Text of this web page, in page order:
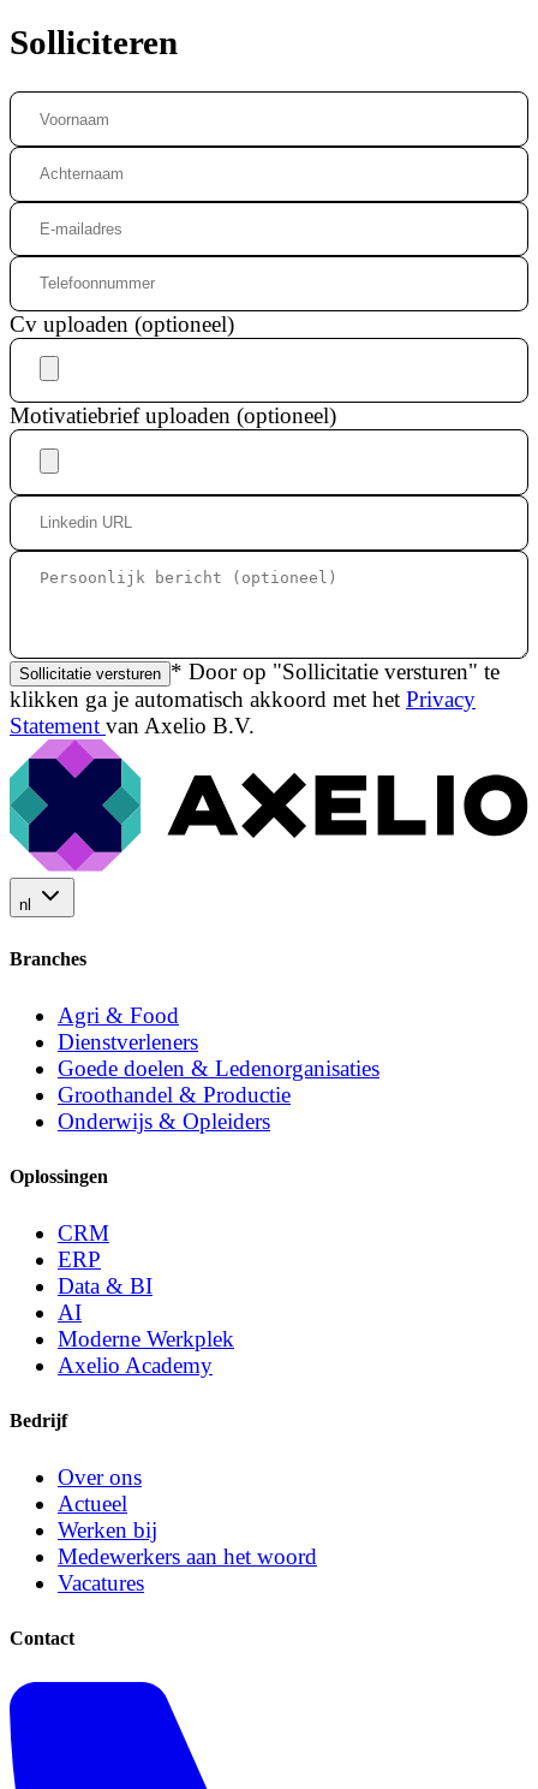
Solliciteren
Cv uploaden (optioneel)
Motivatiebrief uploaden (optioneel)
Sollicitatie versturen * Door op "Sollicitatie versturen" te
klikken ga je automatisch akkoord met het Privacy
Statement van Axelio B.V.
nl
Branches
Agri & Food
Dienstverleners
Goede doelen & Ledenorganisaties
Groothandel & Productie
Onderwijs & Opleiders
Oplossingen
CRM
ERP
Data & BI
AI
Moderne Werkplek
Axelio Academy
Bedrijf
Over ons
Actueel
Werken bij
Medewerkers aan het woord
Vacatures
Contact